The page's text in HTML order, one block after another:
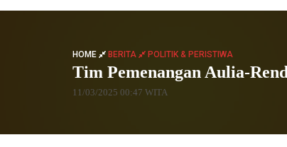
HOME BERITA POLITIK & PERISTIWA
Tim Pemenangan Aulia-
11/03/2025 00:47 WITA